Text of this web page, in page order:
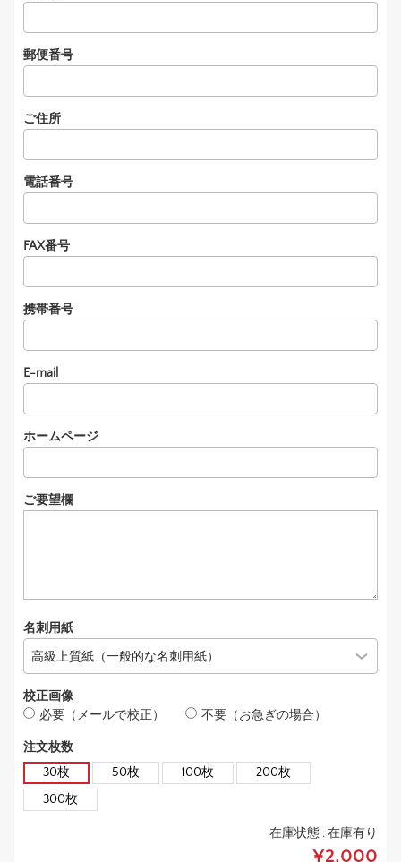
郵便番号
ご住所
電話番号
FAX番号
携帯番号
E-mail
ホームページ
ご要望欄
名刺用紙
校正画像
必要（メールで校正）
不要（お急ぎの場合）
注文枚数
30枚
50枚 100枚
200枚
300枚
在庫状態 :在庫有り
¥2,000